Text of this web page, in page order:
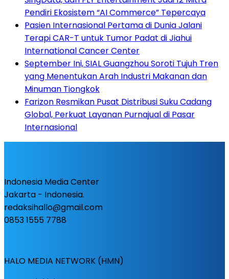
Pendiri Ekosistem “AI Commerce” Tepercaya
Pasien Internasional Pertama di Dunia Jalani
Terapi CAR-T untuk Tumor Padat di Jiahui
International Cancer Center
September Ini, SIAL Guangzhou Soroti Tujuh Tren
yang Menentukan Arah Industri Makanan dan
Minuman Tiongkok
Farizon Resmikan Pusat Distribusi Suku Cadang
Global, Perkuat Layanan Purnajual di Pasar
Internasional
Indonesia Media Center
Jakarta - Indonesia.
redaksihallo@gmail.com
0853 1555 7788
HALO MEDIA NETWORK (HMN)